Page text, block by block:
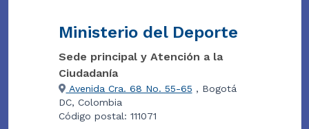
Ministerio del Deporte
Sede principal y Atención a la
Ciudadanía
Avenida Cra. 68 No. 55-65 , Bogotá
DC, Colombia
Código postal: 111071